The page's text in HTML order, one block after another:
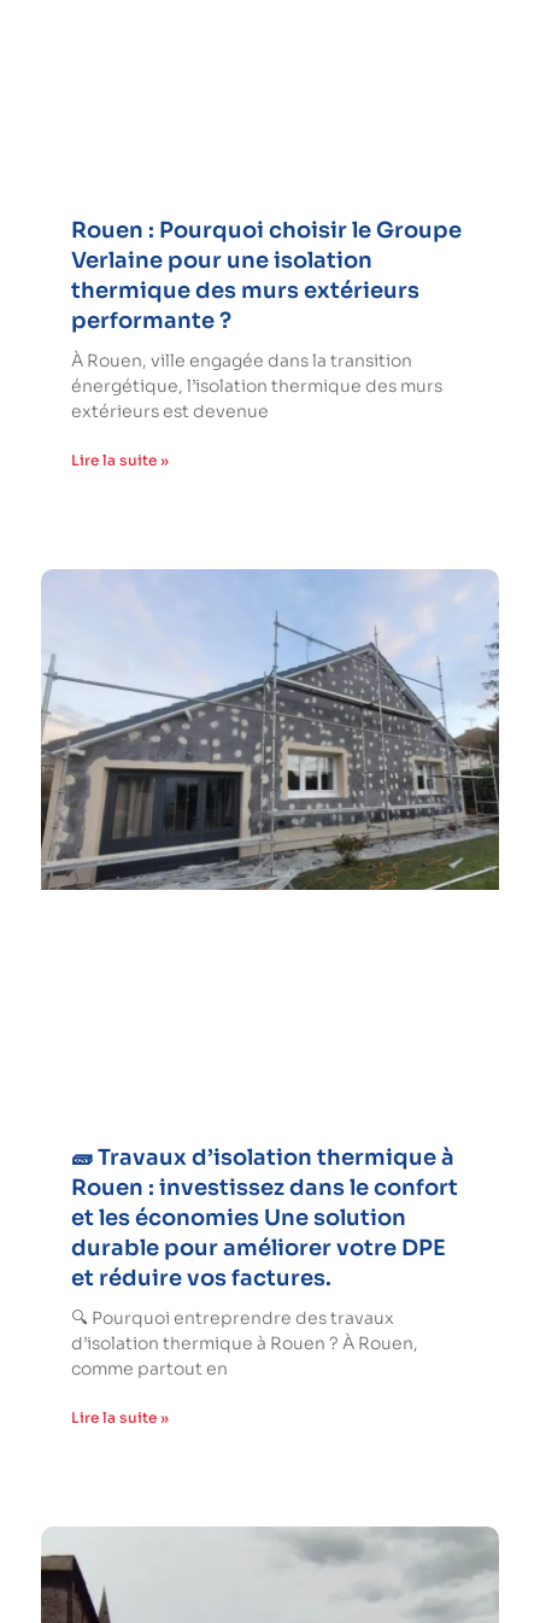
Rouen : Pourquoi choisir le Groupe
Verlaine pour une isolation
thermique des murs extérieurs
performante ?
À Rouen, ville engagée dans la transition
énergétique, l’isolation thermique des murs
extérieurs est devenue
Lire la suite »
🧱 Travaux d’isolation thermique à
Rouen : investissez dans le confort
et les économies Une solution
durable pour améliorer votre DPE
et réduire vos factures.
🔍 Pourquoi entreprendre des travaux
d’isolation thermique à Rouen ? À Rouen,
comme partout en
Lire la suite »